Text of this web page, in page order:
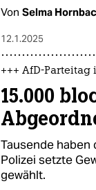
Von Selma
12.1.2025
+++ AfD-Parteitag
15.000
Tausende
Polizei setzte
gewählt.